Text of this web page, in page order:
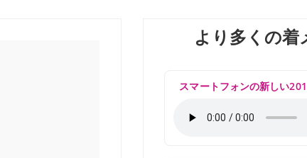
より多くの着
スマートフォンの新しい